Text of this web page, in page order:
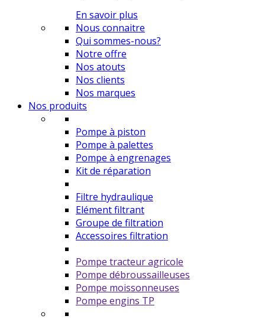
En savoir plus
Nous connaitre
Qui sommes-nous?
Notre offre
Nos atouts
Nos clients
Nos marques
Nos produits
Pompe à piston
Pompe à palettes
Pompe à engrenages
Kit de réparation
Filtre hydraulique
Elément filtrant
Groupe de filtration
Accessoires filtration
Pompe tracteur agricole
Pompe débroussailleuses
Pompe moissonneuses
Pompe engins TP